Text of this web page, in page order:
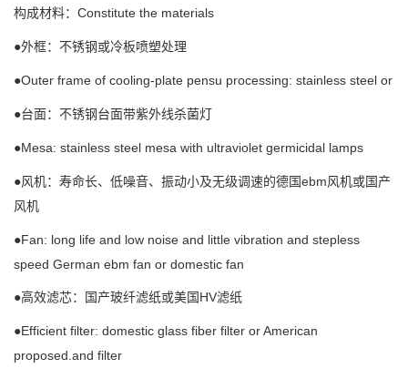
构成材料： Constitute the materials
●外框：不锈钢或冷板喷塑处理
●Outer frame of cooling-plate pensu processing: stainless steel or
●台面：不锈钢台面带紫外线杀菌灯
●Mesa: stainless steel mesa with ultraviolet germicidal lamps
●风机：寿命长、低噪音、振动小及无级调速的德国 ebm风机或国产
风机
●Fan: long life and low noise and little vibration and stepless
speed German ebm fan or domestic fan
●高效滤芯：国产玻纤滤纸或美国 HV滤纸
●Efficient filter: domestic glass fiber filter or American
proposed.and filter